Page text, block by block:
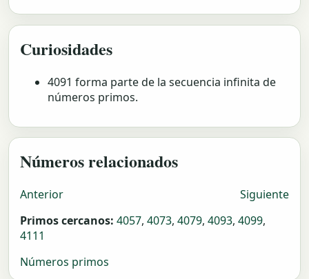
Curiosidades
4091 forma parte de la secuencia infinita de
números primos.
Números relacionados
Anterior
Siguiente
Primos cercanos: 4057, 4073, 4079, 4093, 4099,
4111
Números primos